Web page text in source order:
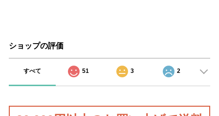
ショップの評価
すべて 51 3 2